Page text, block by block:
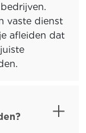
vaste dienst
afleiden dat